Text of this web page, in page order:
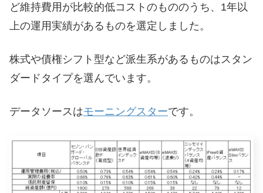
ど維持費用が比較的低コストのもののうち、1年以
上の運用実績があるものを選定しました。
株式や債権シフト型など派生系があるものはスタン
ダードタイプを選んでいます。
データソースはモーニングスターです。